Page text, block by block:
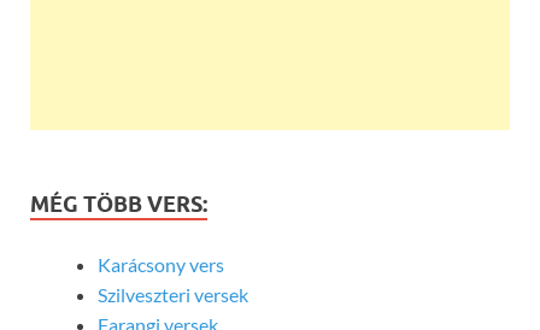
MÉG TÖBB VERS:
Karácsony vers
Szilveszteri versek
Farangi versek